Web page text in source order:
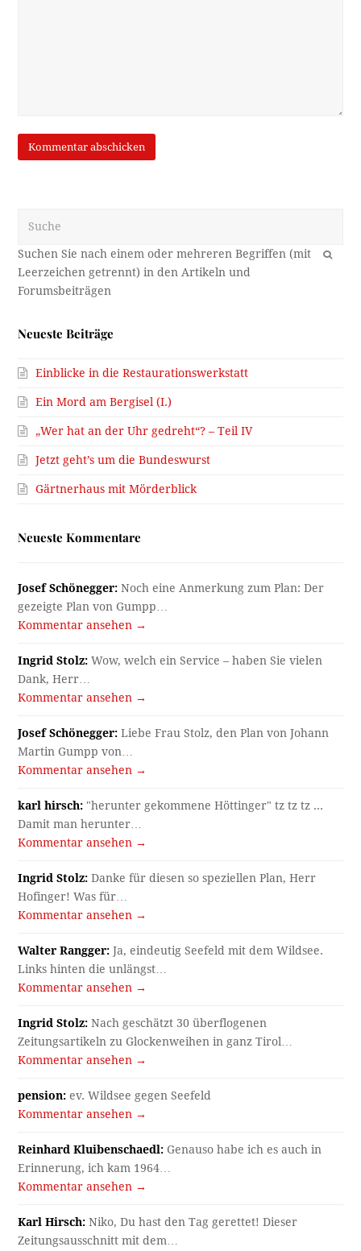
OK
Neueste Beiträge
Einblicke in die Restaurationswerkstatt
Ein Mord am Bergisel (I.)
„Wer hat an der Uhr gedreht“? – Teil IV
Jetzt geht’s um die Bundeswurst
Gärtnerhaus mit Mörderblick
Neueste Kommentare
Josef Schönegger: Noch eine Anmerkung zum Plan: Der
gezeigte Plan von Gumpp…
Kommentar ansehen →
Ingrid Stolz: Wow, welch ein Service – haben Sie vielen
Dank, Herr…
Kommentar ansehen →
Josef Schönegger: Liebe Frau Stolz, den Plan von Johann
Martin Gumpp von…
Kommentar ansehen →
karl hirsch: "herunter gekommene Höttinger" tz tz tz ...
Damit man herunter…
Kommentar ansehen →
Ingrid Stolz: Danke für diesen so speziellen Plan, Herr
Hofinger! Was für…
Kommentar ansehen →
Walter Rangger: Ja, eindeutig Seefeld mit dem Wildsee.
Links hinten die unlängst…
Kommentar ansehen →
Ingrid Stolz: Nach geschätzt 30 überflogenen
Zeitungsartikeln zu Glockenweihen in ganz Tirol…
Kommentar ansehen →
pension: ev. Wildsee gegen Seefeld
Kommentar ansehen →
Reinhard Kluibenschaedl: Genauso habe ich es auch in
Erinnerung, ich kam 1964…
Kommentar ansehen →
Karl Hirsch: Niko, Du hast den Tag gerettet! Dieser
Zeitungsausschnitt mit dem…